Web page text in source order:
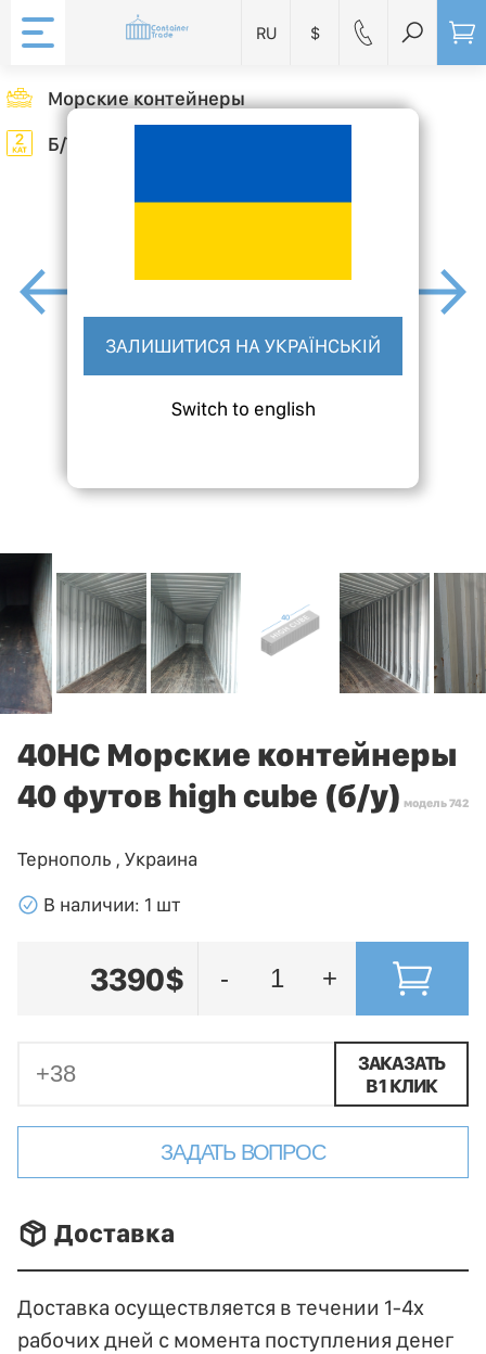
RU
ЗАЛИШИТИСЯ НА УКРАЇНСЬКІЙ
Switch to english
$
Морские контейнеры
Б/У (2 Категория)
40HC Морские контейнеры
40 футов high cube (б/у) модель 742
Тернополь , Украина
􀁢 В наличии: 1 шт
3390$ - +
ЗАКАЗАТЬ
В 1 КЛИК
ЗАДАТЬ ВОПРОС
􀐚 Доставка
Доставка осуществляется в течении 1-4х
рабочих дней с момента поступления денег